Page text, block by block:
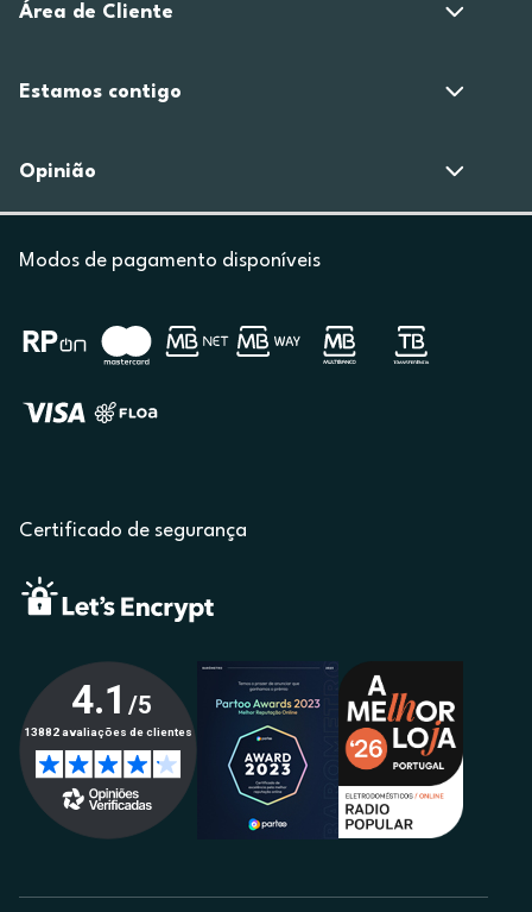
Área de Cliente
Estamos contigo
Opinião
Modos de pagamento disponíveis
Certificado de segurança